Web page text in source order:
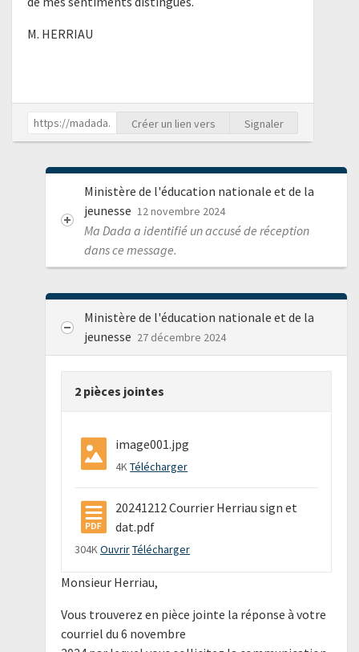
M. HERRIAU
Créer un lien vers Signaler
Ministère de l'éducation nationale et de la
jeunesse 12 novembre 2024
Ma Dada a identifié un accusé de réception
dans ce message.
Ministère de l'éducation nationale et de la
jeunesse 27 décembre 2024
2 pièces jointes
image001.jpg
4KTélécharger
20241212 Courrier Herriau sign et
dat.pdf
304KOuvrirTélécharger
Monsieur Herriau,
Vous trouverez en pièce jointe la réponse à votre
courriel du 6 novembre